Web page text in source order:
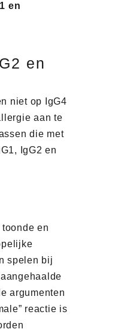
en
en
niet op IgG4
aan te
die met
IgG2 en
en
spelen bij
argumenten
reactie is